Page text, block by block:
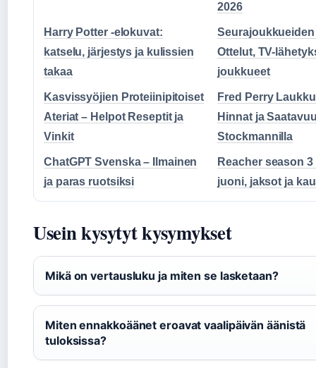
2026
Harry Potter -elokuvat:
katselu, järjestys ja kulissien
takaa
Seurajoukkueiden
Ottelut, TV-
joukkueet
Kasvissyöjien Proteiinipitoiset
Ateriat – Helpot Reseptit ja
Vinkit
Fred Perry
Hinnat ja
Stockmannilla
ChatGPT Svenska – Ilmainen
ja paras ruotsiksi
Reacher season
juoni, jaksot ja
Usein kysytyt kysymykset
Mikä on vertausluku ja miten se lasketaan?
Miten ennakkoäänet eroavat vaalipäivän äänistä
tuloksissa?